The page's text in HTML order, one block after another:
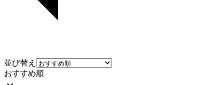
並び替え
おすすめ順